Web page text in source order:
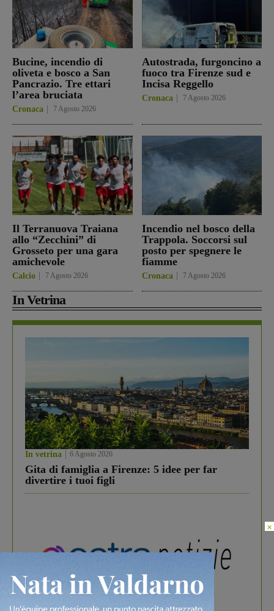
Bucine, incendio di
oliveta e bosco a San
Pancrazio. Tre ettari
l’area bruciata
Cronaca 7 Agosto 2026
Autostrada, furgoncino a
fuoco tra Firenze sud e
Incisa Reggello
Cronaca 7 Agosto 2026
Il Terranuova Traiana
allo “Zecchini” di
Grosseto per una gara
amichevole
Calcio 7 Agosto 2026
Incendio nel bosco della
Trappola. Soccorsi sul
posto per spegnere le
fiamme
Cronaca 7 Agosto 2026
In Vetrina
In vetrina 6 Agosto 2026
Gita di famiglia a Firenze: 5 idee per far
divertire i tuoi figli
×